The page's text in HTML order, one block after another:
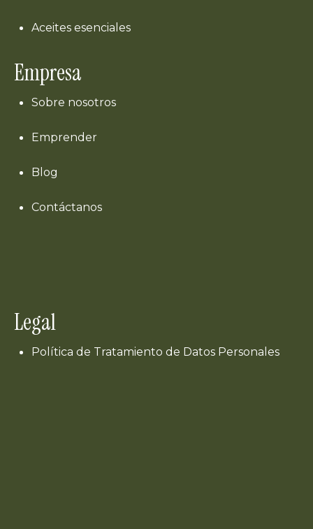
Aceites esenciales
Empresa
Sobre nosotros
Emprender
Blog
Contáctanos
Legal
Política de Tratamiento de Datos Personales